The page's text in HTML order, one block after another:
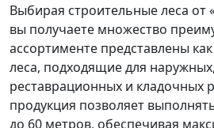
Выбирая строительные леса от
вы получаете множество
ассортименте представлены
леса, подходящие для
реставрационных и кладочных
продукция позволяет
до 60 метров, обеспечивая